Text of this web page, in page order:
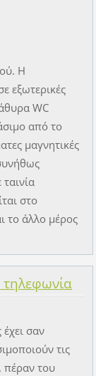
Η
εξωτερικές
WC
από το
μαγνητικές
στο
το άλλο μέρος
τηλεφωνία
σαν
τις
πέραν του